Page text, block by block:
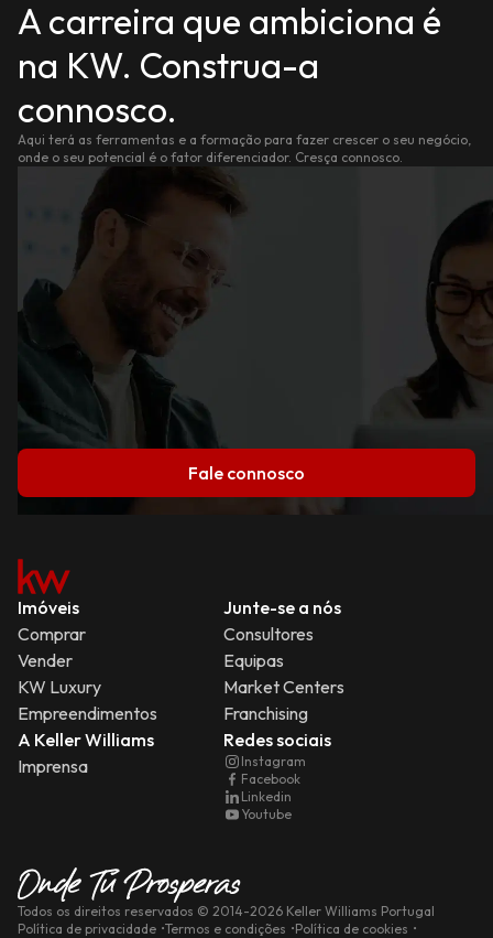
A carreira que ambiciona é
na KW. Construa-a
connosco.
Aqui terá as ferramentas e a formação para fazer crescer o seu negócio,
onde o seu potencial é o fator diferenciador. Cresça connosco.
Fale connosco
Imóveis
Comprar
Vender
KW Luxury
Empreendimentos
Junte-se a nós
Consultores
Equipas
Market Centers
Franchising
A Keller Williams
Imprensa
Redes sociais
Instagram
Facebook
Linkedin
Youtube
Todos os direitos reservados © 2014-2026 Keller Williams Portugal
Política de privacidade Termos e condições Política de cookies